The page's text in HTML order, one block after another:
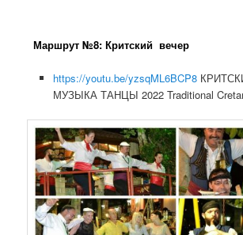
Маршрут №8:Критский вечер
https://youtu.be/yzsqML6BCP8
МУЗЫКА ТАНЦЫ 2022 Traditional